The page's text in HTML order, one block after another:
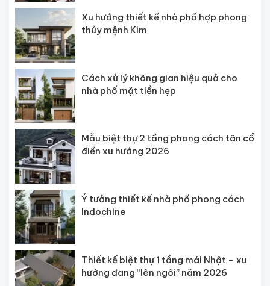
Xu hướng thiết kế nhà phố hợp phong
thủy mệnh Kim
Cách xử lý không gian hiệu quả cho
nhà phố mặt tiền hẹp
Mẫu biệt thự 2 tầng phong cách tân cổ
điển xu hướng 2026
Ý tưởng thiết kế nhà phố phong cách
Indochine
Thiết kế biệt thự 1 tầng mái Nhật – xu
hướng đang “lên ngôi” năm 2026